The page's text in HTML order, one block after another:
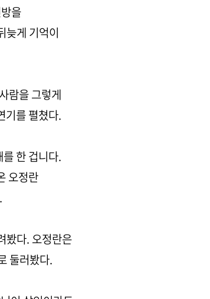
을
늦게 기억이
람을 그렇게
기를 펼쳤다.
한 겁니다.
오정란
봤다. 오정란은
둘러봤다.